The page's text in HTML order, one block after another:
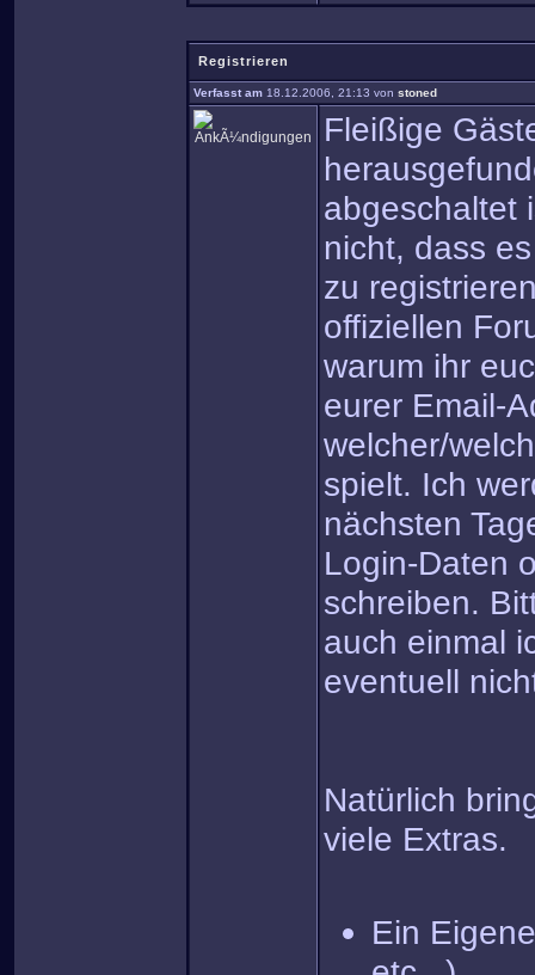
Registrieren
Verfasst am 18.12.2006, 21:13 von stoned
Fleißige
abgeschaltet
nicht, dass
zu
offiziellen
warum ihr
eurer Email-
welcher/
spielt. Ich
nächsten
Login-Daten
schreiben.
auch einmal
eventuell
Natürlich
viele Extras.
Ein